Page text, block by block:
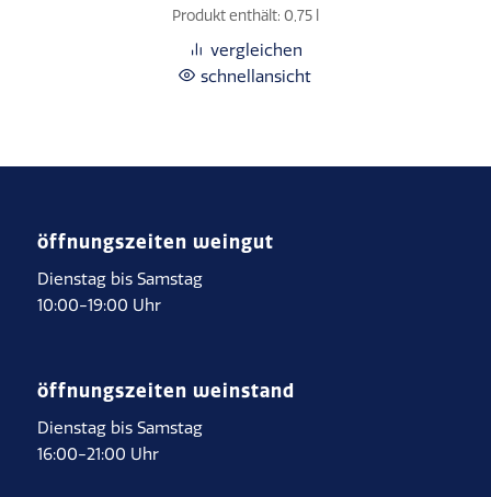
Produkt enthält: 0,75
vergleichen
schnellansicht
öffnungszeiten weingut
Dienstag bis Samstag
10:00-19:00 Uhr
öffnungszeiten weinstand
Dienstag bis Samstag
16:00-21:00 Uhr